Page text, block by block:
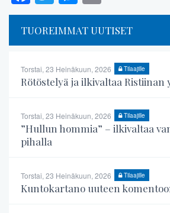
TUOREIMMAT UUTISET
Torstai, 23 Heinäkuun, 2026 Tilaajille
Rötöstelyä ja ilkivaltaa Ristiinan
Torstai, 23 Heinäkuun, 2026 Tilaajille
”Hullun hommia” – ilkivaltaa
pihalla
Torstai, 23 Heinäkuun, 2026 Tilaajille
Kuntokartano uuteen